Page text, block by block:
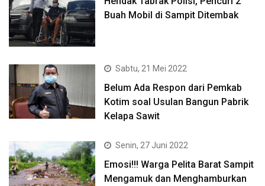
Buah Mobil di Sampit Ditembak
Sabtu, 21 Mei 2022
Belum Ada Respon dari Pemkab
Kotim soal Usulan Bangun Pabrik
Kelapa Sawit
Senin, 27 Juni 2022
Emosi!!! Warga Pelita Barat Sampit
Mengamuk dan Menghamburkan